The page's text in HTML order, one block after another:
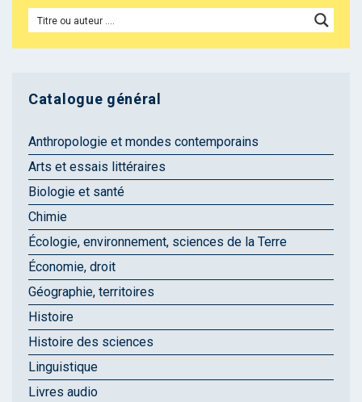
Catalogue général
Anthropologie et mondes contemporains
Arts et essais littéraires
Biologie et santé
Chimie
Écologie, environnement, sciences de la Terre
Économie, droit
Géographie, territoires
Histoire
Histoire des sciences
Linguistique
Livres audio